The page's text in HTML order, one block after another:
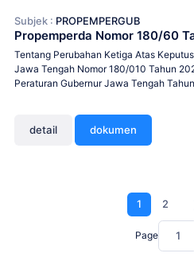
Subjek : PROPEMPERGUB
Propemperda Nomor 180/60
Tentang Perubahan Ketiga Atas
Jawa Tengah Nomor 180/010 Tahun
Peraturan Gubernur Jawa Tengah
detail dokumen
1 2
Page